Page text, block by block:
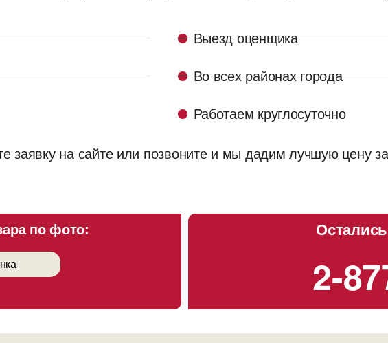
Выезд оценщика
Во всех районах города
Работаем круглосуточно
заявку на сайте или позвоните и мы дадим лучшую цену
по фото:
2-